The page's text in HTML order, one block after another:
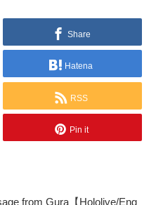
Share
Hatena
RSS
Pin it
from Gura【Hololive/Eng